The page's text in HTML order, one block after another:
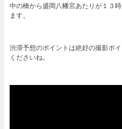
中の橋から盛岡八幡宮あたりが１３
ます。
渋滞予想のポイントは絶好の撮影ポ
くださいね。